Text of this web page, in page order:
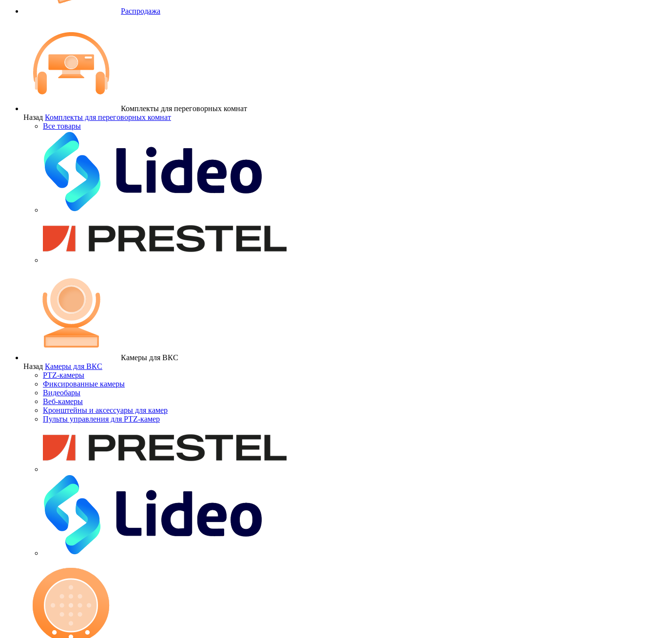
Распродажа
Комплекты для переговорных комнат
Назад Комплекты для переговорных комнат
Все товары
Камеры для ВКС
Назад Камеры для ВКС
PTZ-камеры
Фиксированные камеры
Видеобары
Веб-камеры
Кронштейны и аксессуары для камер
Пульты управления для PTZ-камер